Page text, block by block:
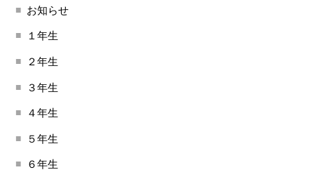
お知らせ
１年生
２年生
３年生
４年生
５年生
６年生